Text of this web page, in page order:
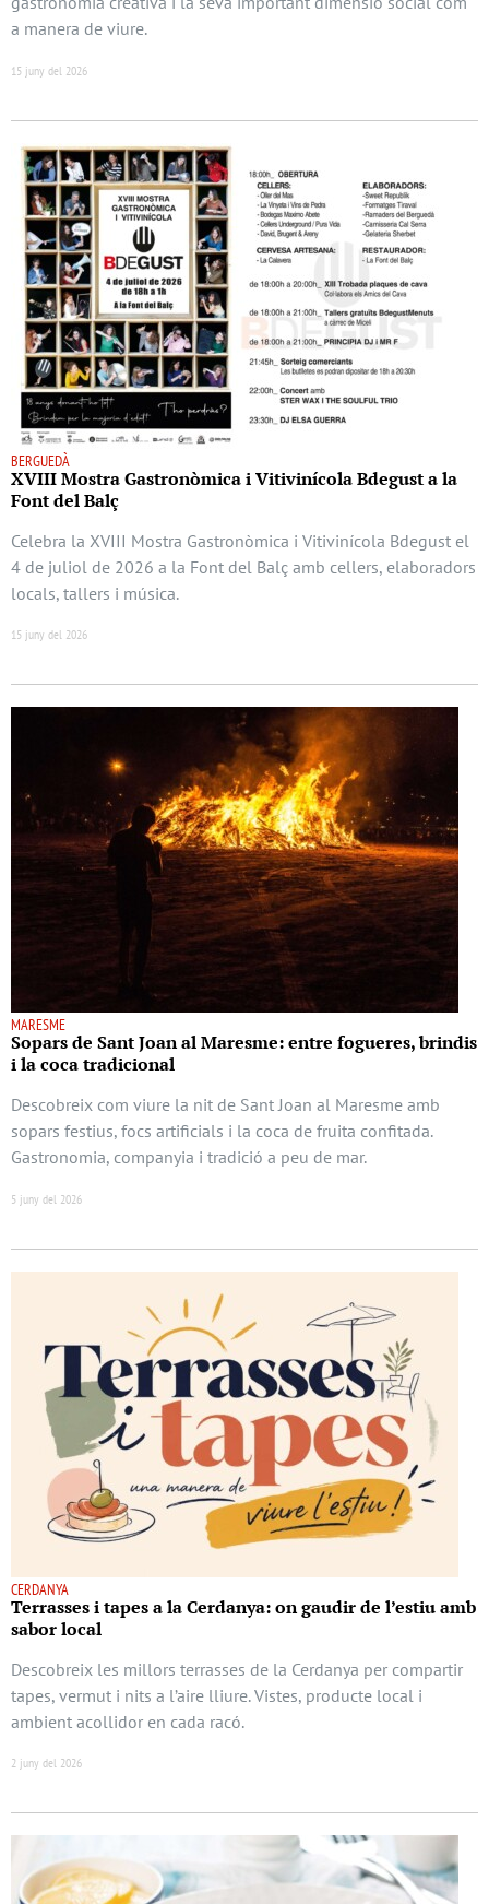
a manera de viure.
15 juny del 2026
BERGUEDÀ
XVIII Mostra Gastronòmica i Vitivinícola Bdegust a la
Font del Balç
Celebra la XVIII Mostra Gastronòmica i Vitivinícola Bdegust el
4 de juliol de 2026 a la Font del Balç amb cellers, elaboradors
locals, tallers i música.
15 juny del 2026
MARESME
Sopars de Sant Joan al Maresme: entre fogueres, brindis
i la coca tradicional
Descobreix com viure la nit de Sant Joan al Maresme amb
sopars festius, focs artificials i la coca de fruita confitada.
Gastronomia, companyia i tradició a peu de mar.
5 juny del 2026
CERDANYA
Terrasses i tapes a la Cerdanya: on gaudir de l’estiu amb
sabor local
Descobreix les millors terrasses de la Cerdanya per compartir
tapes, vermut i nits a l’aire lliure. Vistes, producte local i
ambient acollidor en cada racó.
2 juny del 2026